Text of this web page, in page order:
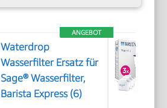
ANGEBOT
Waterdrop
Wasserfilter Ersatz für
Sage® Wasserfilter,
Barista Express (6)